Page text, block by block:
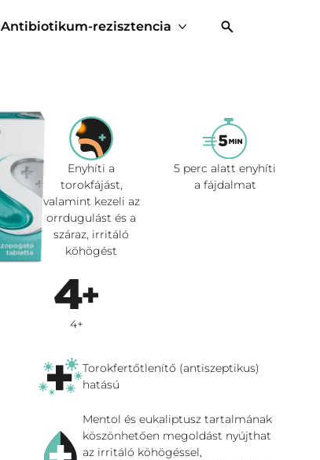
Antibiotikum-rezisztencia
Enyhíti a
torokfájást,
valamint kezeli az
orrdugulást és a
száraz, irritáló
köhögést
5 perc alatt enyhíti
a fájdalmat
4+
Torokfertőtlenítő (antiszeptikus)
hatású
Mentol és eukaliptusz tartalmának
köszönhetően megoldást nyújthat
az irritáló köhögéssel,